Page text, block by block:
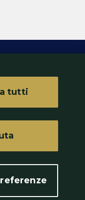
tutti